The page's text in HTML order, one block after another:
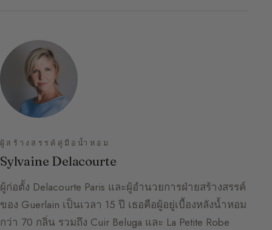
ผู้สร้างสรรค์คู่มือน้ำหอม
Sylvaine Delacourte
ผู้ก่อตั้ง Delacourte Paris และผู้อำนวยการฝ่ายสร้างสรรค์
ของ Guerlain เป็นเวลา 15 ปี เธอคือผู้อยู่เบื้องหลังน้ำหอม
กว่า 70 กลิ่น รวมถึง Cuir Beluga และ La Petite Robe